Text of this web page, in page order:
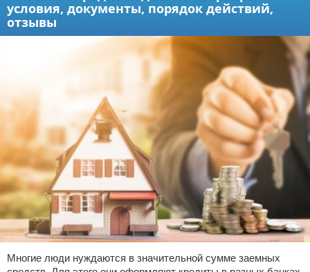
условия, документы, порядок действий,
отзывы
Многие люди нуждаются в значительной сумме заемных